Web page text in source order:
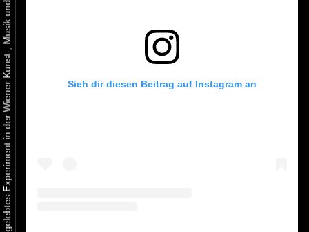
Sieh dir diesen Beitrag auf Instagram an